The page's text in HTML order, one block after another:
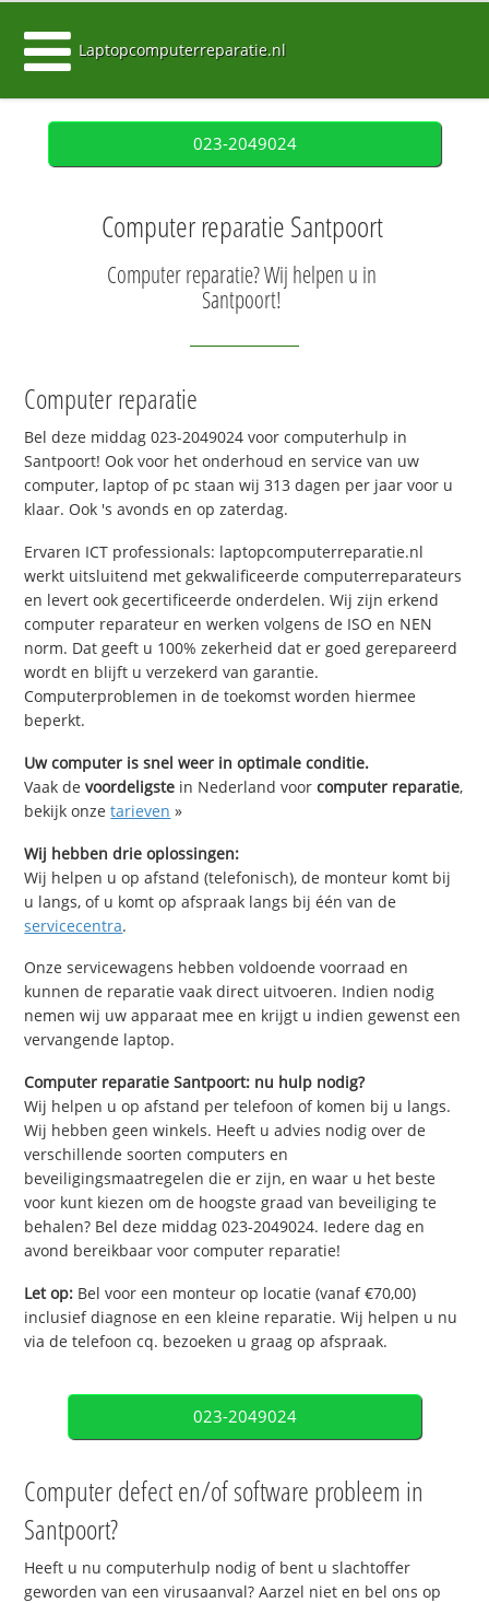
Laptopcomputerreparatie.nl
023-2049024
Computer reparatie Santpoort
Computer reparatie? Wij helpen u in
Santpoort!
Computer reparatie
Bel deze middag 023-2049024 voor computerhulp in
Santpoort! Ook voor het onderhoud en service van uw
computer, laptop of pc staan wij 313 dagen per jaar voor u
klaar. Ook 's avonds en op zaterdag.
Ervaren ICT professionals: laptopcomputerreparatie.nl
werkt uitsluitend met gekwalificeerde computerreparateurs
en levert ook gecertificeerde onderdelen. Wij zijn erkend
computer reparateur en werken volgens de ISO en NEN
norm. Dat geeft u 100% zekerheid dat er goed gerepareerd
wordt en blijft u verzekerd van garantie.
Computerproblemen in de toekomst worden hiermee
beperkt.
Uw computer is snel weer in optimale conditie.
Vaak devoordeligste in Nederland voorcomputer reparatie,
bekijk onzetarieven »
Wij hebben drie oplossingen:
Wij helpen u op afstand (telefonisch), de monteur komt bij
u langs, of u komt op afspraak langs bij één van de
servicecentra.
Onze servicewagens hebben voldoende voorraad en
kunnen de reparatie vaak direct uitvoeren. Indien nodig
nemen wij uw apparaat mee en krijgt u indien gewenst een
vervangende laptop.
Computer reparatie Santpoort: nu hulp nodig?
Wij helpen u op afstand per telefoon of komen bij u langs.
Wij hebben geen winkels. Heeft u advies nodig over de
verschillende soorten computers en
beveiligingsmaatregelen die er zijn, en waar u het beste
voor kunt kiezen om de hoogste graad van beveiliging te
behalen? Bel deze middag 023-2049024. Iedere dag en
avond bereikbaar voor computer reparatie!
Let op: Bel voor een monteur op locatie (vanaf €70,00)
inclusief diagnose en een kleine reparatie. Wij helpen u nu
via de telefoon cq. bezoeken u graag op afspraak.
023-2049024
Computer defect en/of software probleem in
Santpoort?
Heeft u nu computerhulp nodig of bent u slachtoffer
geworden van een virusaanval? Aarzel niet en bel ons op